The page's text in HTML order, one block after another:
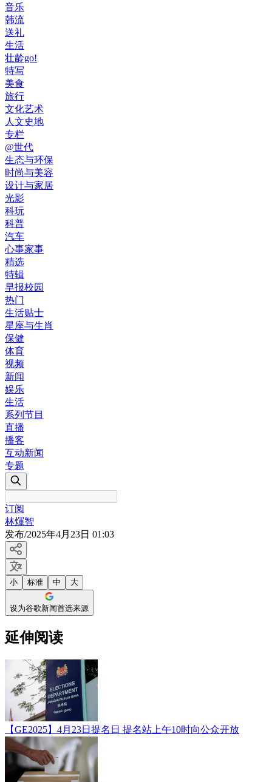
音乐
韩流
送礼
生活
壮龄go!
特写
美食
旅行
文化艺术
人文史地
专栏
@世代
生态与环保
时尚与美容
设计与家居
光影
科玩
科普
汽车
心事家事
精选
特辑
早报校园
热门
生活贴士
星座与生肖
保健
体育
视频
新闻
娱乐
生活
系列节目
直播
播客
互动新闻
专题
订阅
林煇智
发布/2025年4月23日 01:03
小 标准 中 大
设为谷歌新闻首选来源
延伸阅读
【GE2025】4月23日提名日 提名站上午10时向公众开放